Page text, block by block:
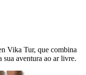
Vika Tur, que combina
aventura ao ar livre.